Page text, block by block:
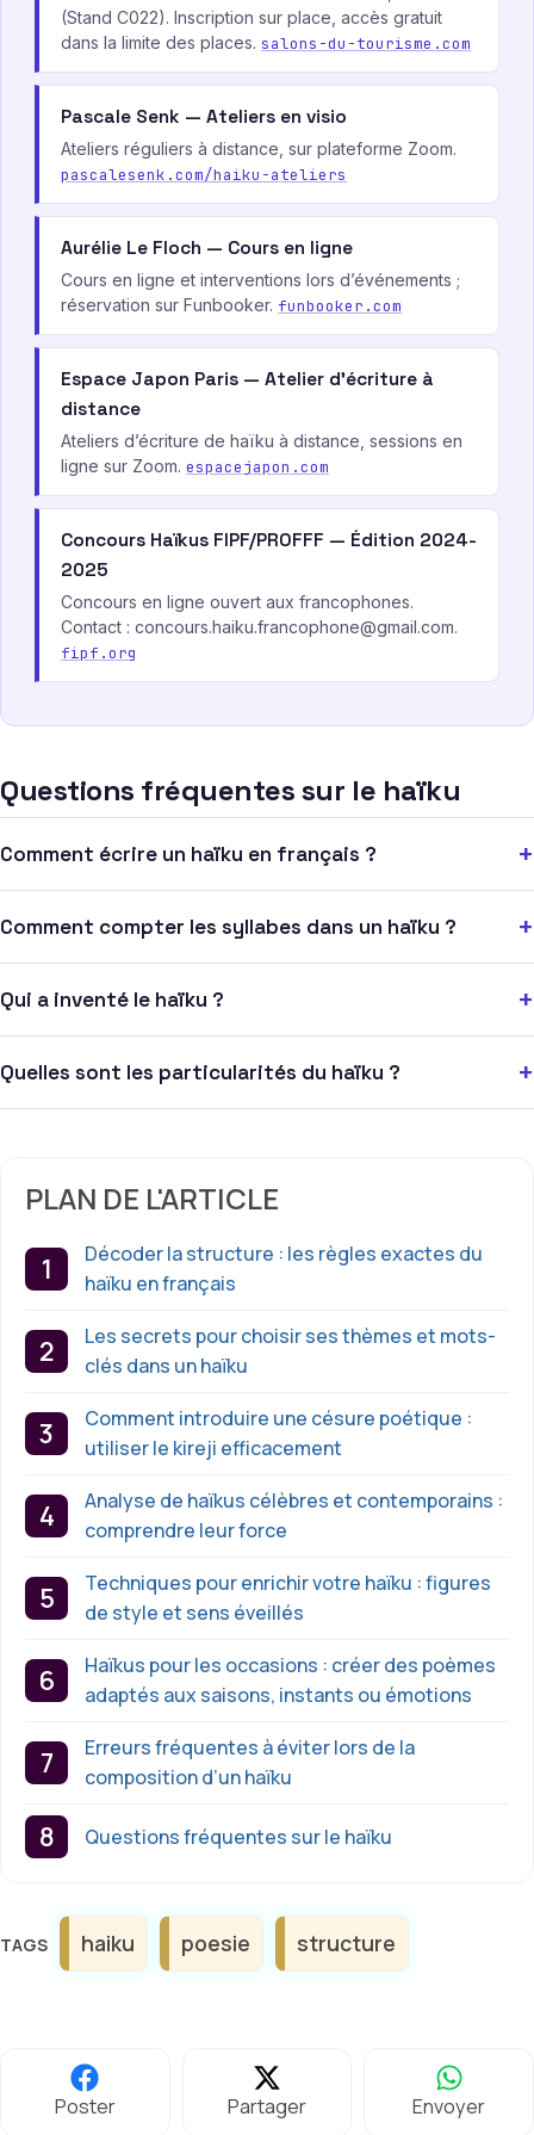
(Stand C022). Inscription sur place, accès gratuit
dans la limite des places. salons-du-tourisme.com
Pascale Senk — Ateliers en visio
Ateliers réguliers à distance, sur plateforme Zoom.
pascalesenk.com/haiku-ateliers
Aurélie Le Floch — Cours en ligne
Cours en ligne et interventions lors d’événements ;
réservation sur Funbooker. funbooker.com
Espace Japon Paris — Atelier d’écriture à
distance
Ateliers d’écriture de haïku à distance, sessions en
ligne sur Zoom. espacejapon.com
Concours Haïkus FIPF/PROFFF — Édition 2024-
2025
Concours en ligne ouvert aux francophones.
Contact : concours.haiku.francophone@gmail.com.
fipf.org
Questions fréquentes sur le haïku
Comment écrire un haïku en français ? +
Comment compter les syllabes dans un haïku ? +
Qui a inventé le haïku ? +
Quelles sont les particularités du haïku ? +
PLAN DE L'ARTICLE
Décoder la structure : les règles exactes du
haïku en français
Les secrets pour choisir ses thèmes et mots-
clés dans un haïku
Comment introduire une césure poétique :
utiliser le kireji efficacement
Analyse de haïkus célèbres et contemporains :
comprendre leur force
Techniques pour enrichir votre haïku : figures
de style et sens éveillés
Haïkus pour les occasions : créer des poèmes
adaptés aux saisons, instants ou émotions
Erreurs fréquentes à éviter lors de la
composition d’un haïku
Questions fréquentes sur le haïku
Étiquettes
haiku poesie structure
Poster Partager Envoyer